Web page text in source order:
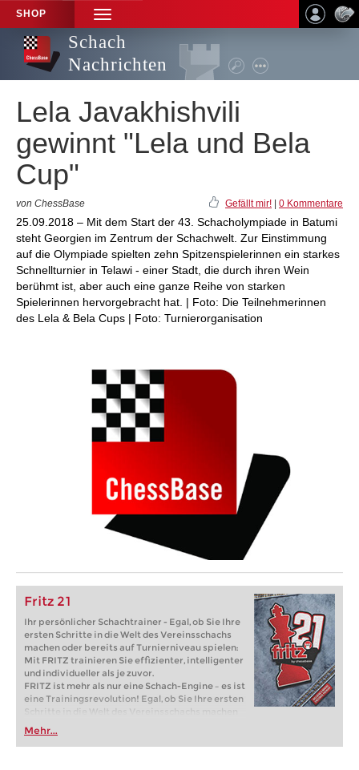
SHOP
TOGGLE
NAVIGATION
Schach
Nachrichten
Lela Javakhishvili
gewinnt "Lela und Bela
Cup"
von ChessBase Gefällt mir! 0 Kommentare
25.09.2018 – Mit dem Start der 43. Schacholympiade in Batumi
steht Georgien im Zentrum der Schachwelt. Zur Einstimmung
auf die Olympiade spielten zehn Spitzenspielerinnen ein starkes
Schnellturnier in Telawi - einer Stadt, die durch ihren Wein
berühmt ist, aber auch eine ganze Reihe von starken
Spielerinnen hervorgebracht hat. | Foto: Die Teilnehmerinnen
des Lela & Bela Cups | Foto: Turnierorganisation
Fritz 21
Ihr persönlicher Schachtrainer - Egal, ob Sie Ihre
ersten Schritte in die Welt des Vereinsschachs
machen oder bereits auf Turnierniveau spielen:
Mit FRITZ trainieren Sie effizienter, intelligenter
und individueller als je zuvor.
FRITZ ist mehr als nur eine Schach-Engine – es ist
eine Trainingsrevolution! Egal, ob Sie Ihre ersten
Schritte in die Welt des Vereinsschachs machen
oder bereits auf Turnierniveau spielen: Mit
FRITZ trainieren Sie effizienter, intelligenter und
individueller als je zuvor.
Mehr...